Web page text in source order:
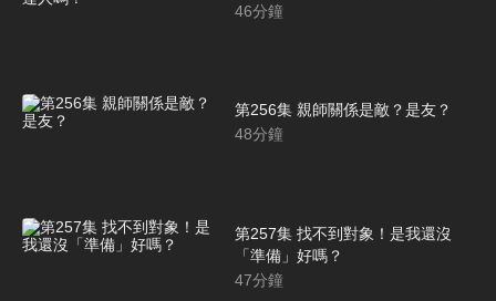
46分鐘
第256集 親師關係是敵？是友？
48分鐘
第257集 找不到對象！是我還沒
「準備」好嗎？
47分鐘